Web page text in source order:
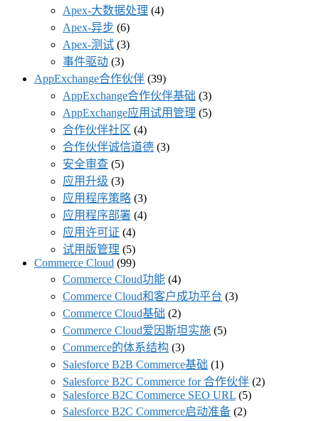
Apex-大数据处理 (4)
Apex-异步 (6)
Apex-测试 (3)
事件驱动 (3)
AppExchange合作伙伴 (39)
AppExchange合作伙伴基础 (3)
AppExchange应用试用管理 (5)
合作伙伴社区 (4)
合作伙伴诚信道德 (3)
安全审查 (5)
应用升级 (3)
应用程序策略 (3)
应用程序部署 (4)
应用许可证 (4)
试用版管理 (5)
Commerce Cloud (99)
Commerce Cloud功能 (4)
Commerce Cloud和客户成功平台 (3)
Commerce Cloud基础 (2)
Commerce Cloud爱因斯坦实施 (5)
Commerce的体系结构 (3)
Salesforce B2B Commerce基础 (1)
Salesforce B2C Commerce for 合作伙伴 (2)
Salesforce B2C Commerce SEO URL (5)
Salesforce B2C Commerce启动准备 (2)